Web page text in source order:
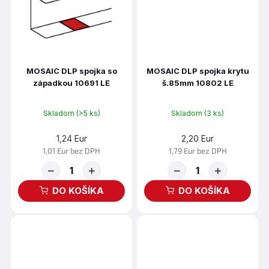
MOSAIC DLP spojka so
západkou 10691 LE
Skladom (>5 ks)
1,24 Eur
1,01 Eur bez DPH
− +
DO KOŠÍKA
MOSAIC DLP spojka krytu
š.85mm 10802 LE
Skladom (3 ks)
2,20 Eur
1,79 Eur bez DPH
− +
DO KOŠÍKA